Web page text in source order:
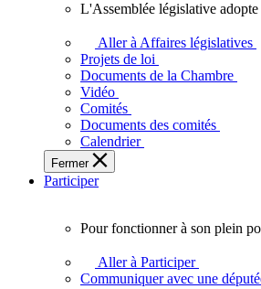
l'Ontario.
législative
adopte
touchent
vie
des
Ontariennes
Ontariens.
L'Assemblée législative
Aller à Affaires législatives
Projets de loi
Documents de la Chambre
Vidéo
Comités
Documents des comités
Calendrier
Fermer
Participer
fonctionner
Pour fonctionner à son plein
Aller à Participer
Communiquer avec une